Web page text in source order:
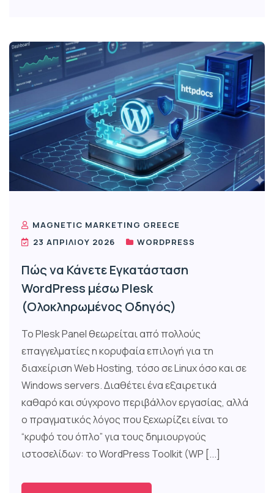
MAGNETIC MARKETING GREECE
23 ΑΠΡΙΛΊΟΥ 2026
WORDPRESS
Πώς να Κάνετε Εγκατάσταση
WordPress μέσω Plesk
(Ολοκληρωμένος Οδηγός)
Το Plesk Panel θεωρείται από πολλούς
επαγγελματίες η κορυφαία επιλογή για τη
διαχείριση Web Hosting, τόσο σε Linux όσο και σε
Windows servers. Διαθέτει ένα εξαιρετικά
καθαρό και σύγχρονο περιβάλλον εργασίας, αλλά
ο πραγματικός λόγος που ξεχωρίζει είναι το
“κρυφό του όπλο” για τους δημιουργούς
ιστοσελίδων: το WordPress Toolkit (WP [...]